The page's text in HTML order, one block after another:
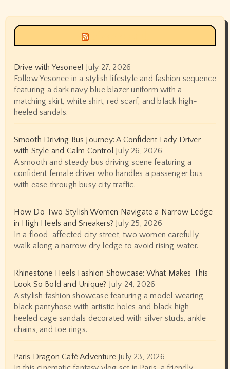
Drive with Yesonee! July 27, 2026
Follow Yesonee in a stylish lifestyle and fashion sequence
featuring a dark navy blue blazer uniform with a
matching skirt, white shirt, red scarf, and black high-
heeled sandals.
Smooth Driving Bus Journey: A Confident Lady Driver
with Style and Calm Control July 26, 2026
A smooth and steady bus driving scene featuring a
confident female driver who handles a passenger bus
with ease through busy city traffic.
How Do Two Stylish Women Navigate a Narrow Ledge
in High Heels and Sneakers? July 25, 2026
In a flood-affected city street, two women carefully
walk along a narrow dry ledge to avoid rising water.
Rhinestone Heels Fashion Showcase: What Makes This
Look So Bold and Unique? July 24, 2026
A stylish fashion showcase featuring a model wearing
black pantyhose with artistic holes and black high-
heeled cage sandals decorated with silver studs, ankle
chains, and toe rings.
Paris Dragon Café Adventure July 23, 2026